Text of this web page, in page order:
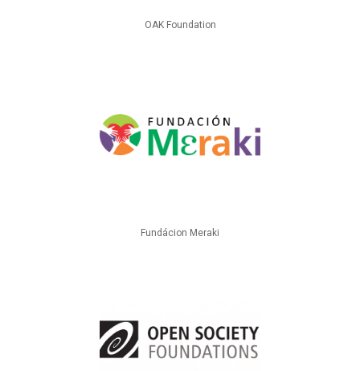
OAK Foundation
Fundácion Meraki